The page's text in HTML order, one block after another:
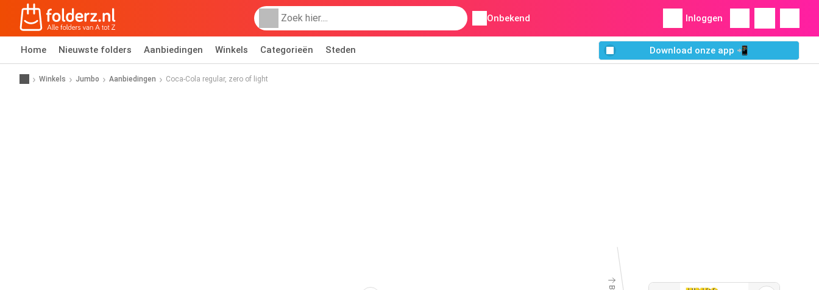
Onbekend Inloggen
Home Nieuwste folders Aanbiedingen Winkels Categorieën Steden Download onze app 📲
Winkels Jumbo Aanbiedingen Coca-Cola regular, zero of light